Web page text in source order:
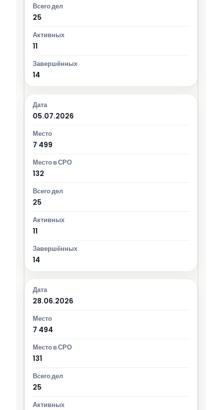
25
11
14
05.07.2026
7 499
132
25
11
14
28.06.2026
7 494
131
25